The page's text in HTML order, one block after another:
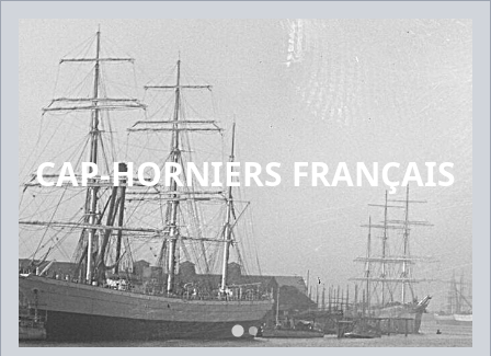
CAP-HORNIERS FRANÇAIS